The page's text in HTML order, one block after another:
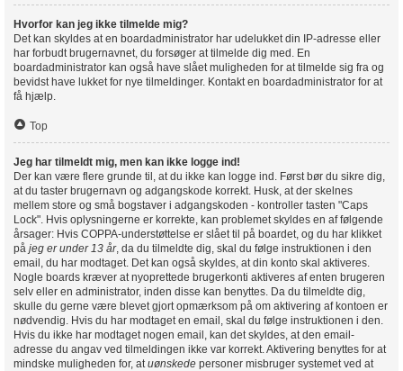
Hvorfor kan jeg ikke tilmelde mig?
Det kan skyldes at en boardadministrator har udelukket din IP-adresse eller
har forbudt brugernavnet, du forsøger at tilmelde dig med. En
boardadministrator kan også have slået muligheden for at tilmelde sig fra og
bevidst have lukket for nye tilmeldinger. Kontakt en boardadministrator for at
få hjælp.
Top
Jeg har tilmeldt mig, men kan ikke logge ind!
Der kan være flere grunde til, at du ikke kan logge ind. Først bør du sikre dig,
at du taster brugernavn og adgangskode korrekt. Husk, at der skelnes
mellem store og små bogstaver i adgangskoden - kontroller tasten "Caps
Lock". Hvis oplysningerne er korrekte, kan problemet skyldes en af følgende
årsager: Hvis COPPA-understøttelse er slået til på boardet, og du har klikket
på jeg er under 13 år, da du tilmeldte dig, skal du følge instruktionen i den
email, du har modtaget. Det kan også skyldes, at din konto skal aktiveres.
Nogle boards kræver at nyoprettede brugerkonti aktiveres af enten brugeren
selv eller en administrator, inden disse kan benyttes. Da du tilmeldte dig,
skulle du gerne være blevet gjort opmærksom på om aktivering af kontoen er
nødvendig. Hvis du har modtaget en email, skal du følge instruktionen i den.
Hvis du ikke har modtaget nogen email, kan det skyldes, at den email-
adresse du angav ved tilmeldingen ikke var korrekt. Aktivering benyttes for at
mindske muligheden for, atuønskede personer misbruger systemet ved at